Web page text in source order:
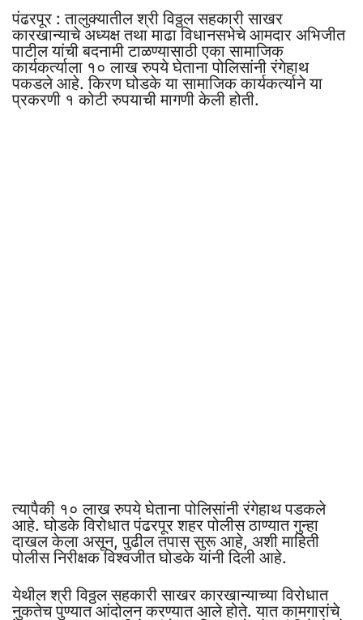
पंढरपूर : तालुक्यातील श्री विठ्ठल सहकारी साखर
कारखान्याचे अध्यक्ष तथा माढा विधानसभेचे आमदार अभिजीत
पाटील यांची बदनामी टाळण्यासाठी एका सामाजिक
कार्यकर्त्याला १० लाख रुपये घेताना पोलिसांनी रंगेहाथ
पकडले आहे. किरण घोडके या सामाजिक कार्यकर्त्याने या
प्रकरणी १ कोटी रुपयाची मागणी केली होती.
त्यापैकी १० लाख रुपये घेताना पोलिसांनी रंगेहाथ पडकले
आहे. घोडके विरोधात पंढरपूर शहर पोलीस ठाण्यात गुन्हा
दाखल केला असून, पुढील तपास सुरू आहे, अशी माहिती
पोलीस निरीक्षक विश्वजीत घोडके यांनी दिली आहे.
येथील श्री विठ्ठल सहकारी साखर कारखान्याच्या विरोधात
नुकतेच पुण्यात आंदोलन करण्यात आले होते. यात कामगारांचे